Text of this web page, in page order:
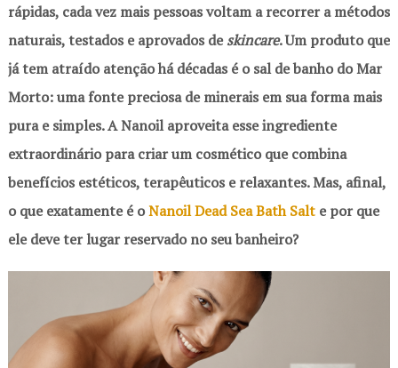
rápidas, cada vez mais pessoas voltam a recorrer a métodos
naturais, testados e aprovados deskincare. Um produto que
já tem atraído atenção há décadas é o sal de banho do Mar
Morto: uma fonte preciosa de minerais em sua forma mais
pura e simples. A Nanoil aproveita esse ingrediente
extraordinário para criar um cosmético que combina
benefícios estéticos, terapêuticos e relaxantes. Mas, afinal,
o que exatamente é oNanoil Dead Sea Bath Salte por que
ele deve ter lugar reservado no seu banheiro?